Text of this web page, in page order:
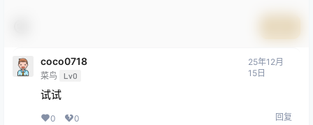
coco0718
菜鸟 Lv0
25年12月
15日
试试
0 0 回复